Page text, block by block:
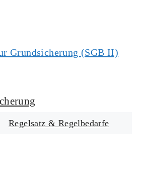
Regelsatz & Regelbedarfe